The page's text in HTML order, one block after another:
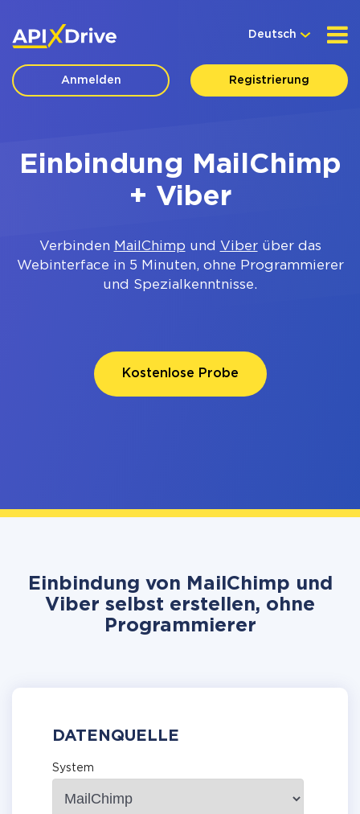
Deutsch
Anmelden Registrierung
Einbindung MailChimp
+ Viber
Verbinden MailChimp und Viberüber das
Webinterface in 5 Minuten, ohne Programmierer
und Spezialkenntnisse.
Kostenlose Probe
Einbindung von MailChimp und
Viber selbst erstellen, ohne
Programmierer
DATENQUELLE
System